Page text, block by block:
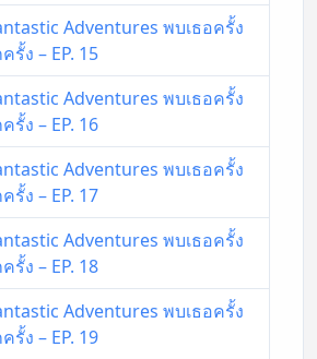
Adventures พบเธอครั้ง
รั้ง – EP. 15
Adventures พบเธอครั้ง
รั้ง – EP. 16
Adventures พบเธอครั้ง
รั้ง – EP. 17
Adventures พบเธอครั้ง
รั้ง – EP. 18
Adventures พบเธอครั้ง
รั้ง – EP. 19